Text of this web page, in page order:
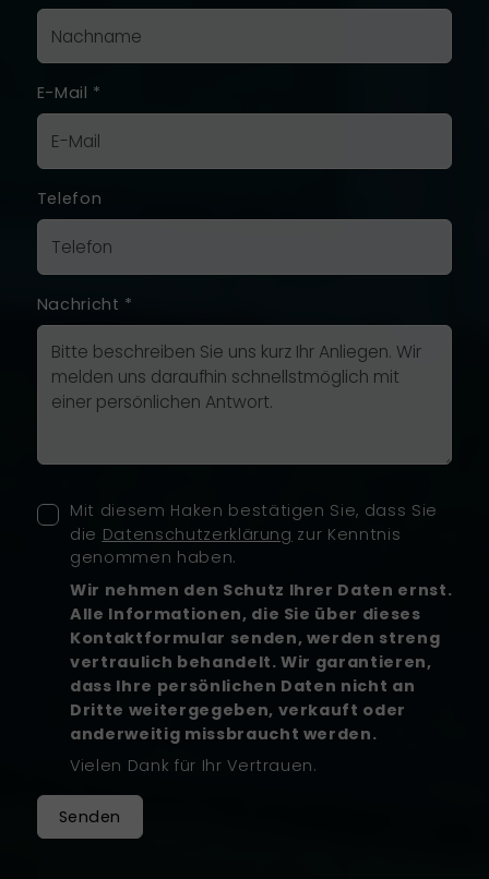
E-Mail *
Telefon
Nachricht *
Mit diesem Haken bestätigen Sie, dass Sie
die Datenschutzerklärung zur Kenntnis
genommen haben.
Wir nehmen den Schutz Ihrer Daten ernst.
Alle Informationen, die Sie über dieses
Kontaktformular senden, werden streng
vertraulich behandelt. Wir garantieren,
dass Ihre persönlichen Daten nicht an
Dritte weitergegeben, verkauft oder
anderweitig missbraucht werden.
Vielen Dank für Ihr Vertrauen.
Senden